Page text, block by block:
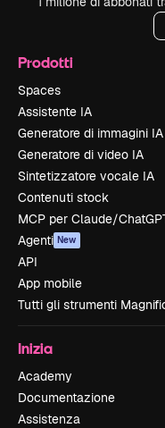
Prodotti
Spaces
Assistente IA
Generatore di immagini IA
Generatore di video IA
Sintetizzatore vocale IA
Contenuti stock
MCP per Claude/
Agenti New
API
App mobile
Tutti gli strumenti
Inizia
Academy
Documentazione
Assistenza